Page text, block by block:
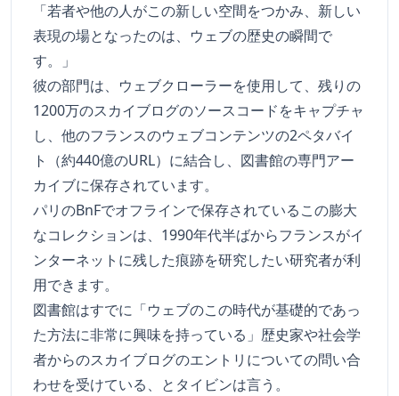
「若者や他の人がこの新しい空間をつかみ、新しい
表現の場となったのは、ウェブの歴史の瞬間で
す。」
彼の部門は、ウェブクローラーを使用して、残りの
1200万のスカイブログのソースコードをキャプチャ
し、他のフランスのウェブコンテンツの2ペタバイ
ト（約440億のURL）に結合し、図書館の専門アー
カイブに保存されています。
パリのBnFでオフラインで保存されているこの膨大
なコレクションは、1990年代半ばからフランスがイ
ンターネットに残した痕跡を研究したい研究者が利
用できます。
図書館はすでに「ウェブのこの時代が基礎的であっ
た方法に非常に興味を持っている」歴史家や社会学
者からのスカイブログのエントリについての問い合
わせを受けている、とタイビンは言う。